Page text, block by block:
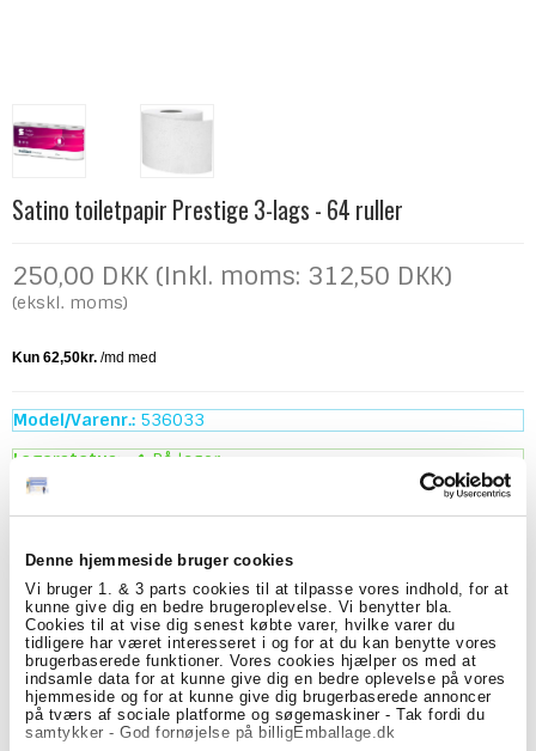
Denne hjemmeside bruger cookies
Vi bruger 1. & 3 parts cookies til at tilpasse vores indhold, for at
kunne give dig en bedre brugeroplevelse. Vi benytter bla.
Cookies til at vise dig senest købte varer, hvilke varer du
tidligere har været interesseret i og for at du kan benytte vores
brugerbaserede funktioner. Vores cookies hjælper os med at
indsamle data for at kunne give dig en bedre oplevelse på vores
hjemmeside og for at kunne give dig brugerbaserede annoncer
på tværs af sociale platforme og søgemaskiner - Tak fordi du
samtykker - God fornøjelse på billigEmballage.dk
Satino toiletpapir Prestige 3-lags - 64 ruller
250,00 DKK (Inkl. moms: 312,50 DKK)
(ekskl. moms)
Model/Varenr.: 536033
Lagerstatus:
På lager
Beskrivelse Specifikationer
Satino Prestige 3-lags Toiletpapir – 64 Ruller
Satino Prestige 3-lags toiletpapir er et ekstra blødt og
komfortabelt toiletpapir, der kombinerer høj kvalitet
med god absorberingsevne. Det er et oplagt valg til
virksomheder, institutioner, hoteller og andre